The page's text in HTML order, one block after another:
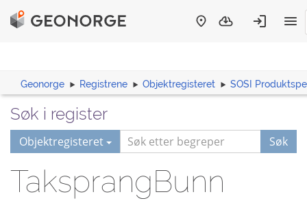
Geonorge Registrene Objektregisteret SOSI
Søk i register
Objektregisteret Søk
TaksprangBunn